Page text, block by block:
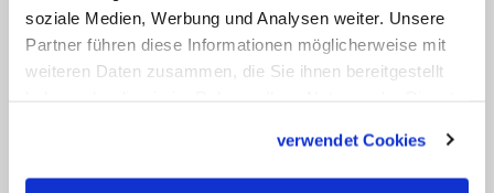
soziale Medien, Werbung und Analysen weiter. Unsere
Partner führen diese Informationen möglicherweise mit
weiteren Daten zusammen, die Sie ihnen bereitgestellt
verwendet Cookies
bekamen die Worte von der "Bewahrung
der Schöpfung" eine neue Bedeutung:
Mittlerweile stellen viele Gemeinden an
Entwicklungshilfe in den Vordergrund. An